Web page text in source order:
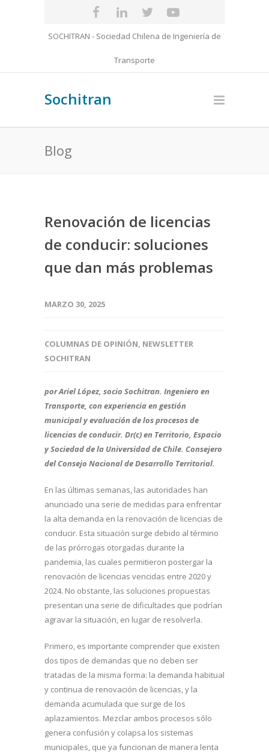
SOCHITRAN - Sociedad Chilena de Ingeniería de
Transporte
Sochitran
Blog
Renovación de licencias
de conducir: soluciones
que dan más problemas
MARZO 30, 2025
COLUMNAS DE OPINIÓN, NEWSLETTER
SOCHITRAN
por Ariel López, socio Sochitran. Ingeniero en
Transporte, con experiencia en gestión
municipal y evaluación de los procesos de
licencias de conducir. Dr(c) en Territorio, Espacio
y Sociedad de la Universidad de Chile. Consejero
del Consejo Nacional de Desarrollo Territorial.
En las últimas semanas, las autoridades han
anunciado una serie de medidas para enfrentar
la alta demanda en la renovación de licencias de
conducir. Esta situación surge debido al término
de las prórrogas otorgadas durante la
pandemia, las cuales permitieron postergar la
renovación de licencias vencidas entre 2020 y
2024. No obstante, las soluciones propuestas
presentan una serie de dificultades que podrían
agravar la situación, en lugar de resolverla.
Primero, es importante comprender que existen
dos tipos de demandas que no deben ser
tratadas de la misma forma: la demanda habitual
y continua de renovación de licencias, y la
demanda acumulada que surge de los
aplazamientos. Mezclar ambos procesos sólo
genera confusión y colapsa los sistemas
municipales, que ya funcionan de manera lenta